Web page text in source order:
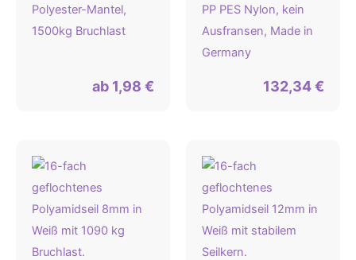
Polyester-Mantel,
1500kg Bruchlast
ab 1,98 €
PP PES Nylon, kein
Ausfransen, Made in
Germany
132,34€